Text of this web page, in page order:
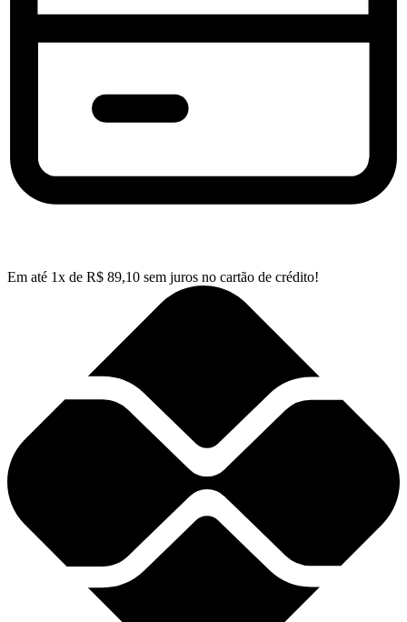
Em até 1x de R$ 89,10 sem juros no cartão de crédito!